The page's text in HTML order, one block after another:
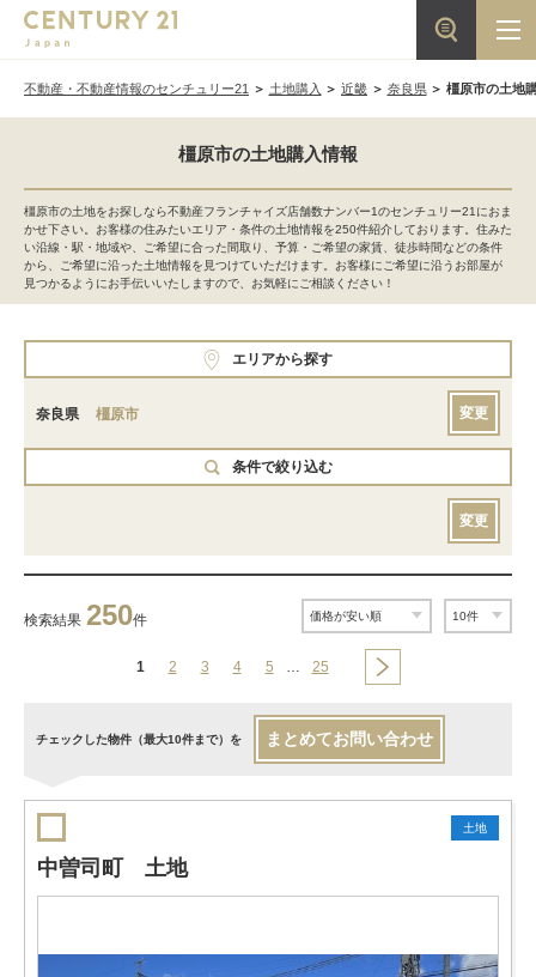
不動産・不動産情報のセンチュリー21 土地購入 近畿 奈良県 橿原市の土地
橿原市の土地購入情報
橿原市の土地をお探しなら不動産フランチャイズ店舗数ナンバー1のセンチュリー21におま
かせ下さい。お客様の住みたいエリア・条件の土地情報を250件紹介しております。住みた
い沿線・駅・地域や、ご希望に合った間取り、予算・ご希望の家賃、徒歩時間などの条件
から、ご希望に沿った土地情報を見つけていただけます。お客様にご希望に沿うお部屋が
見つかるようにお手伝いいたしますので、お気軽にご相談ください！
エリアから探す
奈良県 橿原市 変更
条件で絞り込む
変更
検索結果 250件
1 2 3 4 5 … 25
チェックした物件（最大10件まで）を まとめてお問い合わせ
土地
中曽司町 土地